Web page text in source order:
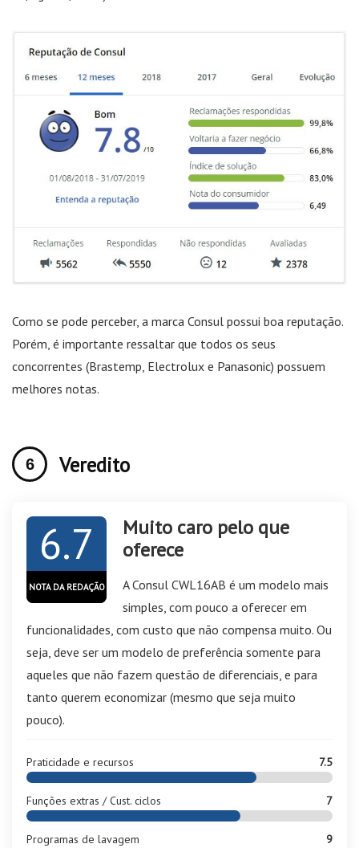
Como se pode perceber, a marca Consul possui boa reputação.
Porém, é importante ressaltar que todos os seus
concorrentes (Brastemp, Electrolux e Panasonic) possuem
melhores notas.
Veredito
6.7
NOTA DA REDAÇÃO
Muito caro pelo que
oferece
A Consul CWL16AB é um modelo mais
simples, com pouco a oferecer em
funcionalidades, com custo que não compensa muito. Ou
seja, deve ser um modelo de preferência somente para
aqueles que não fazem questão de diferenciais, e para
tanto querem economizar (mesmo que seja muito
pouco).
Praticidade e recursos 7.5
Funções extras / Cust. ciclos 7
Programas de lavagem 9